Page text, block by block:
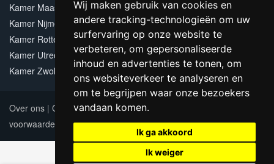
Wij maken gebruik van cookies en
andere tracking-technologieën om uw
surfervaring op onze website te
verbeteren, om gepersonaliseerde
inhoud en advertenties te tonen, om
ons websiteverkeer te analyseren en
om te begrijpen waar onze bezoekers
vandaan komen.
Ik ga akkoord
Ik weiger
Kamer Maastricht
Kamer Nijmegen
Kamer Rotterdam
Kamer Utrecht
Kamer Zwolle
Over ons | Contact|Adverteren|Sitemap
voorwaarden
Update cookies preferences